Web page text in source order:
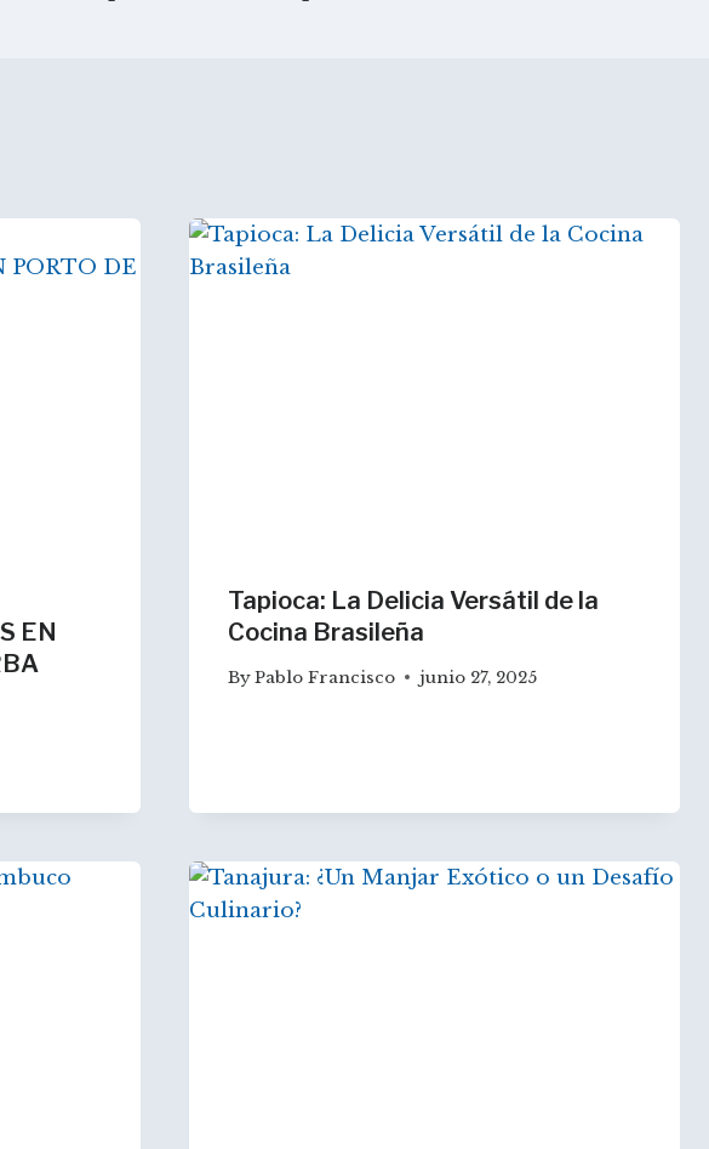
EN
Tapioca: La Delicia Versátil de la
Cocina Brasileña
ByPablo Francisco junio 27, 2025